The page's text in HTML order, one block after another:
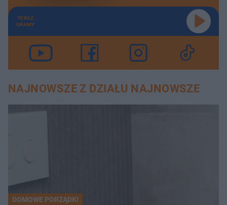
TERAZ
GRAMY
NAJNOWSZE Z DZIAŁU NAJNOWSZE
DOMOWE PORZĄDKI